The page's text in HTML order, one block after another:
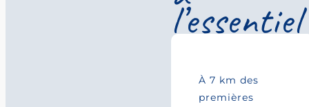
l’essentiel
À 7 km des
premières